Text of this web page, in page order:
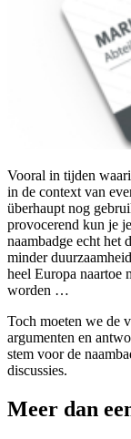
Vooral in tijden
in de context van
überhaupt nog
provocerend kun je
naambadge echt het
minder
heel Europa naartoe
worden …
Toch moeten we de
argumenten en
stem voor de
discussies.
Meer dan